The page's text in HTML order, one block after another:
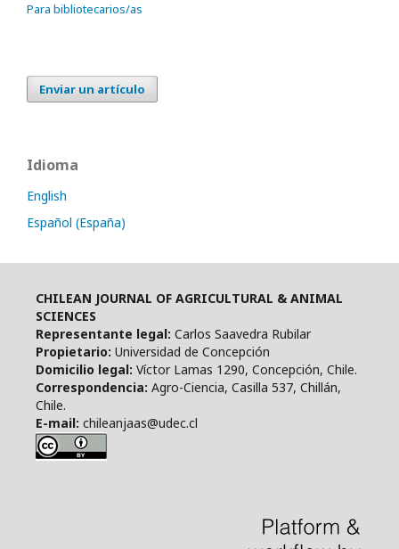
Para bibliotecarios/as
Enviar un artículo
Idioma
English
Español (España)
CHILEAN JOURNAL OF AGRICULTURAL & ANIMAL
SCIENCES
Representante legal: Carlos Saavedra Rubilar
Propietario: Universidad de Concepción
Domicilio legal: Víctor Lamas 1290, Concepción, Chile.
Correspondencia: Agro-Ciencia, Casilla 537, Chillán,
Chile.
E-mail: chileanjaas@udec.cl